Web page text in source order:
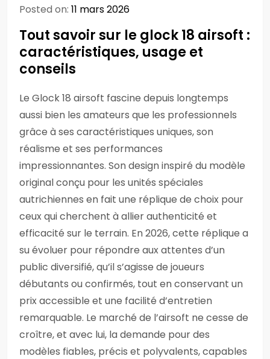
Posted on: 11 mars 2026
Tout savoir sur le glock 18 airsoft :
caractéristiques, usage et
conseils
Le Glock 18 airsoft fascine depuis longtemps
aussi bien les amateurs que les professionnels
grâce à ses caractéristiques uniques, son
réalisme et ses performances
impressionnantes. Son design inspiré du modèle
original conçu pour les unités spéciales
autrichiennes en fait une réplique de choix pour
ceux qui cherchent à allier authenticité et
efficacité sur le terrain. En 2026, cette réplique a
su évoluer pour répondre aux attentes d’un
public diversifié, qu’il s’agisse de joueurs
débutants ou confirmés, tout en conservant un
prix accessible et une facilité d’entretien
remarquable. Le marché de l’airsoft ne cesse de
croître, et avec lui, la demande pour des
modèles fiables, précis et polyvalents, capables